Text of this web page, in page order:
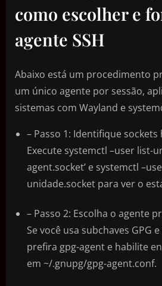
como escolher e
agente SSH
Abaixo está um procedimento
um único agente por sessão,
sistemas com Wayland e
– Passo 1: Identifique
Execute systemctl –user list-
agent.socket’ e systemctl
unidade.socket para ver o
– Passo 2: Escolha o agente
Se você usa subchaves GPG
prefira gpg-agent e habilite
em ~/.gnupg/gpg-agent.conf.